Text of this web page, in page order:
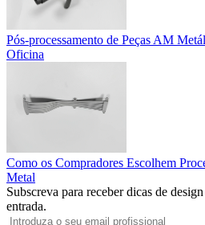
Pós-processamento de Peças AM
Oficina
Como os Compradores Escolhem
Metal
Subscreva para receber dicas de
entrada.